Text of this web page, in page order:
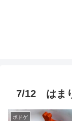
7/12 はま
ボドゲ